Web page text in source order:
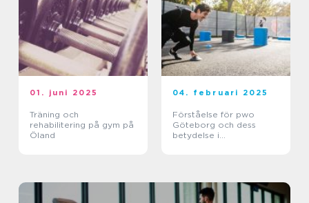
01. juni 2025
Träning och
rehabilitering på gym på
Öland
04. februari 2025
Förståelse för pwo
Göteborg och dess
betydelse i